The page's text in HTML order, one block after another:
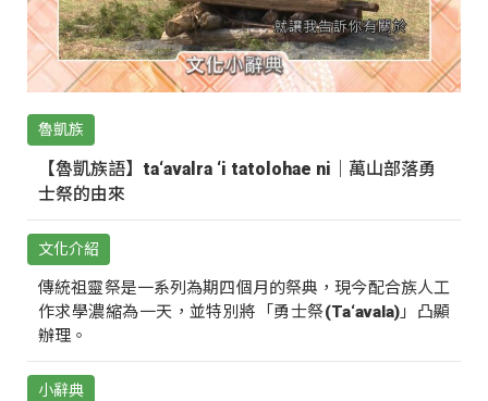
魯凱族
【魯凱族語】ta‘avalra ‘i tatolohae ni｜萬山部落勇
士祭的由來
文化介紹
傳統祖靈祭是一系列為期四個月的祭典，現今配合族人工
作求學濃縮為一天，並特別將「勇士祭(Ta‘avala)」凸顯
辦理。
小辭典